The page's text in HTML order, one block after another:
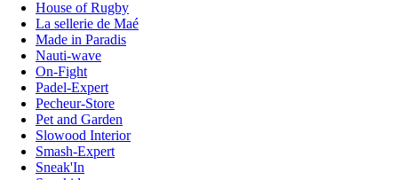
House of Rugby
La sellerie de Maé
Made in Paradis
Nauti-wave
On-Fight
Padel-Expert
Pecheur-Store
Pet and Garden
Slowood Interior
Smash-Expert
Sneak'In